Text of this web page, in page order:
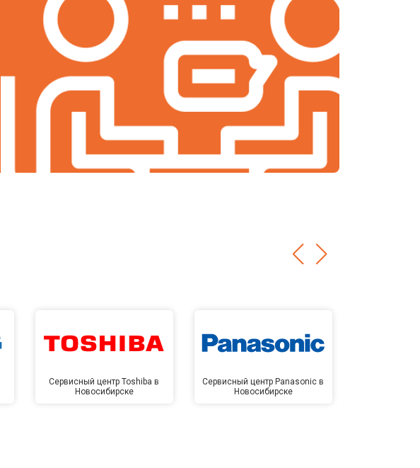
Сервисный центр Toshiba в
Новосибирске
Сервисный центр Panasonic в
Новосибирске